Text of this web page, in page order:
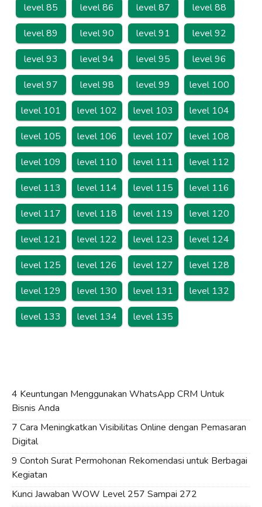
level 85
level 86 level 87
level 88
level 89
level 90 level 91
level 92
level 93
level 94 level 95
level 96
level 97
level 98 level 99
level 100
level 101
level 102 level 103
level 104
level 105
level 106 level 107
level 108
level 109
level 110 level 111
level 112
level 113
level 114 level 115
level 116
level 117
level 118 level 119
level 120
level 121
level 122 level 123
level 124
level 125
level 126 level 127
level 128
level 129
level 130 level 131
level 132
level 133
level 134 level 135
4 Keuntungan Menggunakan WhatsApp CRM Untuk
Bisnis Anda
7 Cara Meningkatkan Visibilitas Online dengan Pemasaran
Digital
9 Contoh Surat Permohonan Rekomendasi untuk Berbagai
Kegiatan
Kunci Jawaban WOW Level 257 Sampai 272